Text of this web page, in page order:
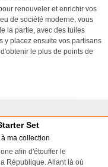
renouveler et enrichir vos
de société moderne, vous
la partie, avec des tuiles
y placez ensuite vos partisans
le plus de points de
Set
ma collection
afin d'étouffer le
République. Allant là où